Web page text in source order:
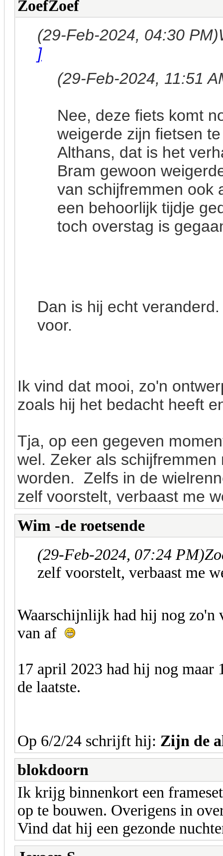
ZoefZoef
(29-Feb-2024, 04:30 PM)
]
(29-Feb-2024, 11:51
Nee, deze fiets komt
weigerde zijn fietsen
Althans, dat is het
Bram gewoon
van schijfremmen ook
een behoorlijk tijdje
toch overstag is
Dan is hij echt
voor.
Ik vind dat mooi, zo'n
zoals hij het bedacht heeft
Tja, op een gegeven
wel. Zeker als
worden. Zelfs in de
zelf voorstelt, verbaast me
Wim -de roetsende
(29-Feb-2024, 07:24 PM)
zelf voorstelt, verbaast me
Waarschijnlijk had hij nog zo'n
van af
17 april 2023 had hij nog maar
de laatste.
Op 6/2/24 schrijft hij: Zijn de
blokdoorn
Ik krijg binnenkort een
op te bouwen. Overigens in
Vind dat hij een gezonde